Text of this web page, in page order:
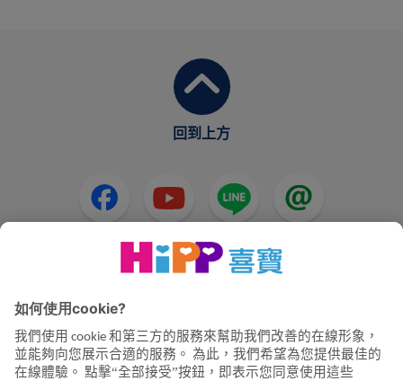
回到上方
HiPP奶粉 HiPP嬰兒食品 HiPP懷孕
隱私政策和使用條款
聯絡我們